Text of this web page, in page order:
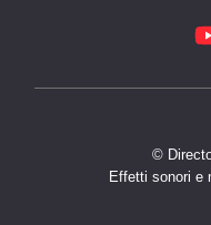
©
Effetti sonori e